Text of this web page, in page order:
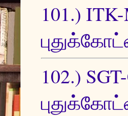
101.)
102.)